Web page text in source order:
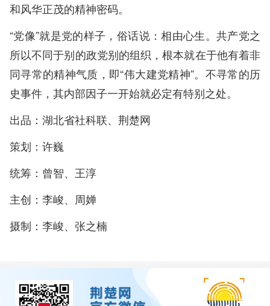
和风华正茂的精神密码。
“党像”就是党的样子，俗话说：相由心生。共产党之
所以不同于别的政党别的组织，根本就在于他有着非
同寻常的精神气质，即“伟大建党精神”。不寻常的历
史事件，其内部因子一开始就必定有特别之处。
出品：湖北省社科联、荆楚网
策划：许巍
统筹：曾智、王淳
主创：李峻、周婵
摄制：李峻、张之楠